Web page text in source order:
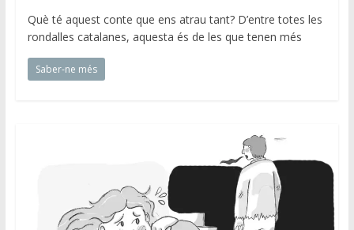
Què té aquest conte que ens atrau tant? D’entre totes les
rondalles catalanes, aquesta és de les que tenen més
Saber-ne més